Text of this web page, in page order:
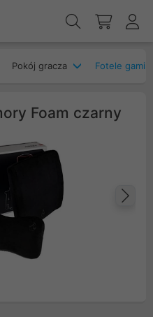
Pokój gracza Fotele
Foam czarny